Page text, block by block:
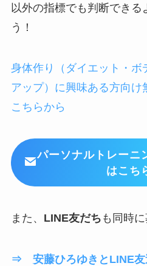
以外の指標でも判断できる
う！
身体作り（ダイエット・ボ
アップ）に興味ある方向け
こちらから
パーソナルトレーニ
はこち
また、 LINE友だち も同時
⇒ 安藤ひろゆきとLINE友